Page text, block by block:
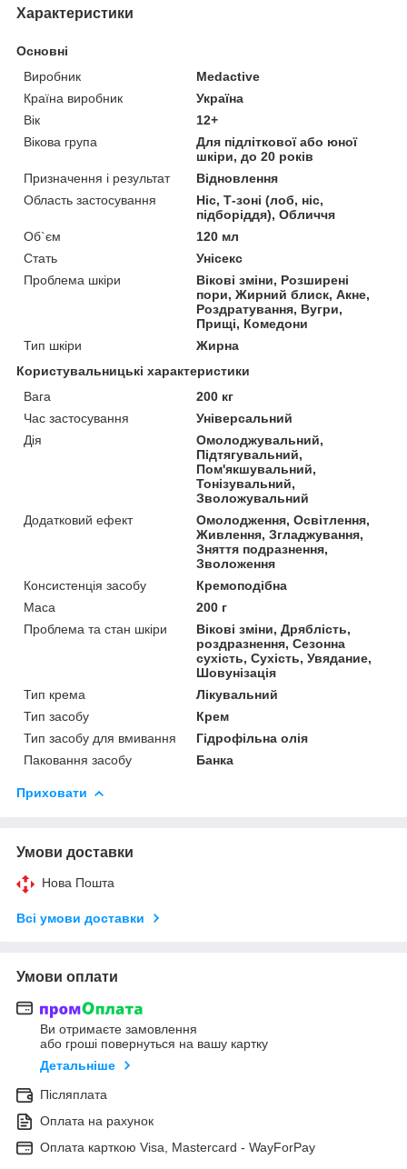
Характеристики
Основні
Виробник
Medactive
Країна виробник
Україна
Вік
12+
Вікова група
Для підліткової або юної
шкіри, до 20 років
Призначення і результат
Відновлення
Область застосування
Ніс, Т-зоні (лоб, ніс,
підборіддя), Обличчя
Об`єм
120 мл
Стать
Унісекс
Проблема шкіри
Вікові зміни, Розширені
пори, Жирний блиск, Акне,
Роздратування, Вугри,
Прищі, Комедони
Тип шкіри
Жирна
Користувальницькі характеристики
Вага
200 кг
Час застосування
Універсальний
Дія
Омолоджувальний,
Підтягувальний,
Пом'якшувальний,
Тонізувальний,
Зволожувальний
Додатковий ефект
Омолодження, Освітлення,
Живлення, Згладжування,
Зняття подразнення,
Зволоження
Консистенція засобу
Кремоподібна
Маса
200 г
Проблема та стан шкіри
Вікові зміни, Дряблість,
роздразнення, Сезонна
сухість, Сухість, Увядание,
Шовунізація
Тип крема
Лікувальний
Тип засобу
Крем
Тип засобу для вмивання
Гідрофільна олія
Паковання засобу
Банка
Приховати
Умови доставки
Нова Пошта
Всі умови доставки
Умови оплати
Ви отримаєте замовлення
або гроші повернуться на вашу картку
Детальніше
Післяплата
Оплата на рахунок
Оплата карткою Visa, Mastercard - WayForPay